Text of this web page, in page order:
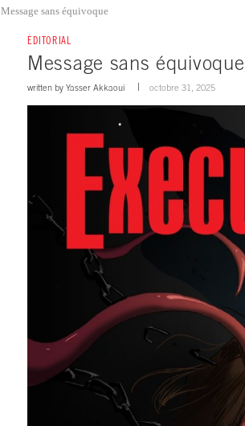
Message sans équivoque
ÉDITORIAL
Message sans équivoque
written by Yasser Akkaoui octobre 31, 2025